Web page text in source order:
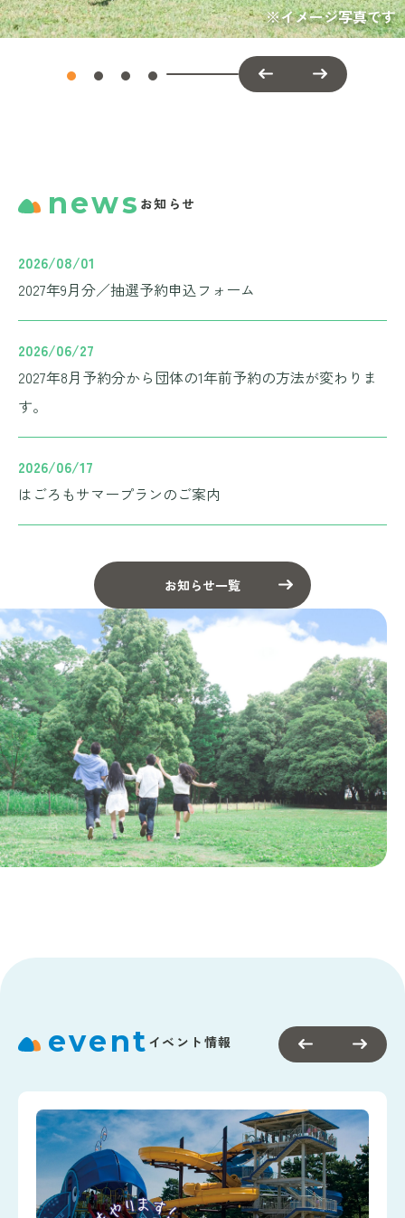
※イメージ写真です
※イメージ写真です
※イメージ写真です
※イメージ写真です
news お知らせ
2026/08/01
2027年9月分／抽選予約申込フォーム
2026/06/27
2027年8月予約分から団体の1年前予約の方法が変わりま
す。
2026/06/17
はごろもサマープランのご案内
お知らせ一覧
event イベント情報